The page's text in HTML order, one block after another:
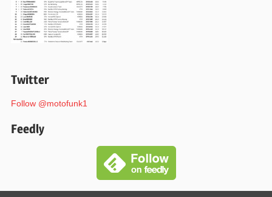
Twitter
Follow @motofunk1
Feedly